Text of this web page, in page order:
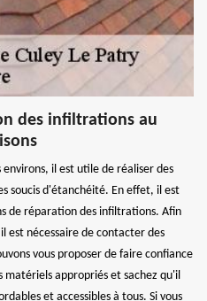
des infiltrations au
environs, il est utile de réaliser des
soucis d'étanchéité. En effet, il est
de réparation des infiltrations. Afin
est nécessaire de contacter des
vous proposer de faire confiance
appropriés et sachez qu'il
et accessibles à tous. Si vous